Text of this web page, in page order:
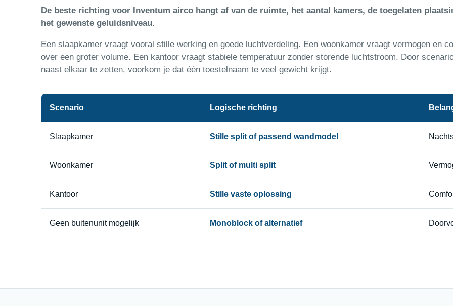
De beste richting voor Inventum airco hangt af van de ruimte, het aantal kamers, de toegelaten
het gewenste geluidsniveau.
Een slaapkamer vraagt vooral stille werking en goede luchtverdeling. Een woonkamer vraagt vermogen en
over een groter volume. Een kantoor vraagt stabiele temperatuur zonder storende luchtstroom. Door
naast elkaar te zetten, voorkom je dat één toestelnaam te veel gewicht krijgt.
Scenario Logische richting
Slaapkamer Stille split of passend wandmodel
Woonkamer Split of multi split
Kantoor Stille vaste oplossing
Geen buitenunit mogelijk Monoblock of alternatief